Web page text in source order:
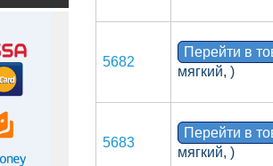
5682
Перейти в
мягкий, )
5683
Перейти в
мягкий, )